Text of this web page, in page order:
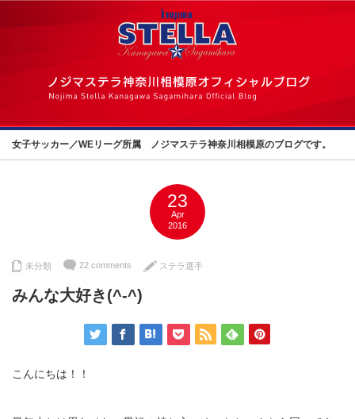
女子サッカー／WEリーグ所属 ノジマステラ神奈川相模原のブログです。
23
Apr
2016
未分類 22 comments ステラ選手
みんな大好き(^-^)
こんにちは！！